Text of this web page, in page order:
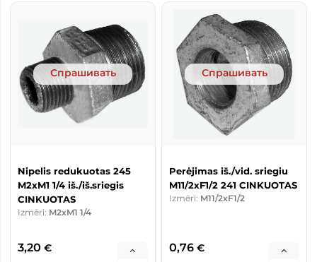
Спрашивать
Nipelis redukuotas 245
M2xM1 1/4 iš./iš.sriegis
CINKUOTAS
Izmēri: M2xM1 1/4
3,20 €
Спрашивать
Perėjimas iš./vid. sriegiu
M11/2xF1/2 241 CINKUOTAS
Izmēri: M11/2xF1/2
0,76 €